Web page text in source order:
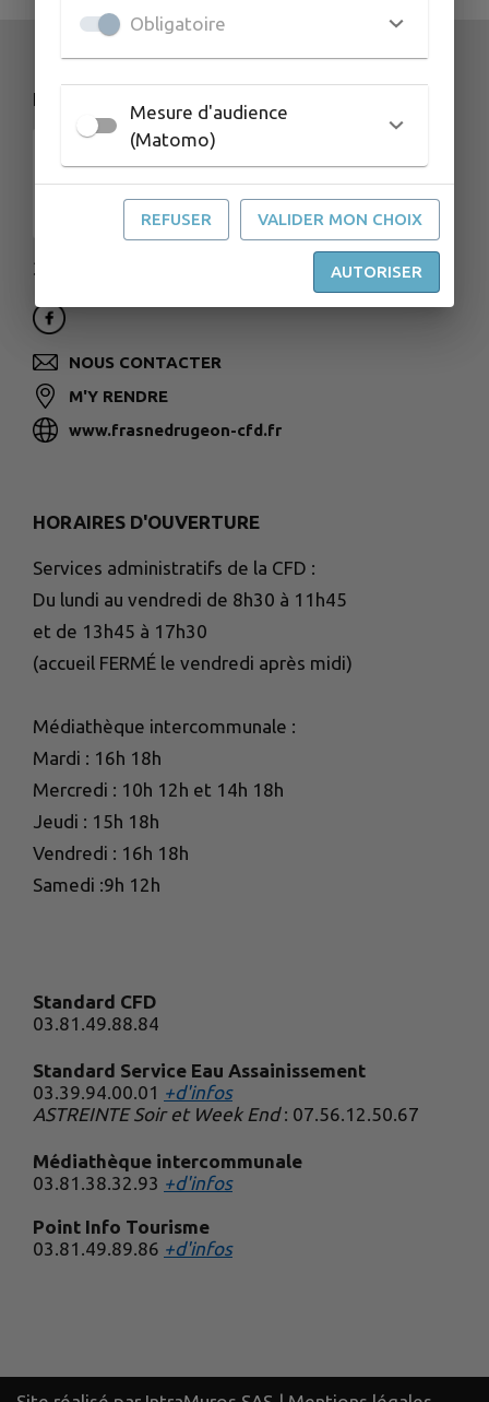
NOS COORDONNÉES
3 rue de la Gare - 25560 FRASNE
NOUS CONTACTER
M'Y RENDRE
www.frasnedrugeon-cfd.fr
HORAIRES D'OUVERTURE
Services administratifs de la CFD :
Du lundi au vendredi de 8h30 à 11h45
et de 13h45 à 17h30
(accueil FERMÉ le vendredi après midi)
Médiathèque intercommunale :
Mardi : 16h 18h
Mercredi : 10h 12h et 14h 18h
Jeudi : 15h 18h
Vendredi : 16h 18h
Samedi :9h 12h
Standard CFD
03.81.49.88.84
Standard Service Eau Assainissement
03.39.94.00.01 +d'infos
ASTREINTE Soir et Week End: 07.56.12.50.67
Médiathèque intercommunale
03.81.38.32.93 +d'infos
Point Info Tourisme
03.81.49.89.86 +d'infos
Obligatoire
Mesure d'audience
(Matomo)
REFUSER VALIDER MON CHOIX
AUTORISER